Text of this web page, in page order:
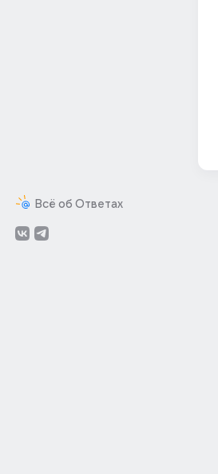
Всё об Ответах